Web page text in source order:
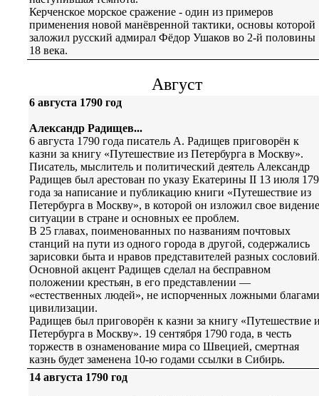
Керченское морское сражение - один из примеров
применения новой манёвренной тактики, основы которой
заложил русский адмирал Фёдор Ушаков во 2-й половины
18 века.
Август
6 августа 1790 год
Александр Радищев...
6 августа 1790 года писатель А. Радищев приговорён к
казни за книгу «Путешествие из Петербурга в Москву».
Писатель, мыслитель и политический деятель Александр
Радищев был арестован по указу Екатерины II 13 июля
года за написание и публикацию книги «Путешествие из
Петербурга в Москву», в которой он изложил свое видение
ситуации в стране и основных ее проблем.
В 25 главах, поименованных по названиям почтовых
станций на пути из одного города в другой, содержались
зарисовки быта и нравов представителей разных
Основной акцент Радищев сделал на бесправном
положении крестьян, в его представлении —
«естественных людей», не испорченных ложными благами
цивилизации.
Радищев был приговорён к казни за книгу «Путешествие
Петербурга в Москву». 19 сентября 1790 года, в честь
торжеств в ознаменование мира со Швецией, смертная
казнь будет заменена 10-ю годами ссылки в Сибирь.
14 августа 1790 год